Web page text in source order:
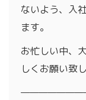
ないよう、入
ます。
お忙しい中、
しくお願い致